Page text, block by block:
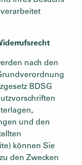
nach den
BDSG
und den
können Sie
den Zwecken